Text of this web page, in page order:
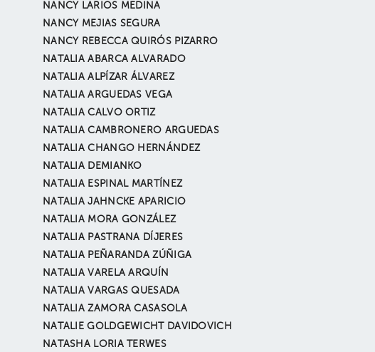
NANCY LARIOS MEDINA
NANCY MEJIAS SEGURA
NANCY REBECCA QUIRÓS PIZARRO
NATALIA ABARCA ALVARADO
NATALIA ALPÍZAR ÁLVAREZ
NATALIA ARGUEDAS VEGA
NATALIA CALVO ORTIZ
NATALIA CAMBRONERO ARGUEDAS
NATALIA CHANGO HERNÁNDEZ
NATALIA DEMIANKO
NATALIA ESPINAL MARTÍNEZ
NATALIA JAHNCKE APARICIO
NATALIA MORA GONZÁLEZ
NATALIA PASTRANA DÍJERES
NATALIA PEÑARANDA ZÚÑIGA
NATALIA VARELA ARQUÍN
NATALIA VARGAS QUESADA
NATALIA ZAMORA CASASOLA
NATALIE GOLDGEWICHT DAVIDOVICH
NATASHA LORIA TERWES